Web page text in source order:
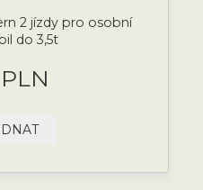
2 jízdy pro osobní
do 3,5t